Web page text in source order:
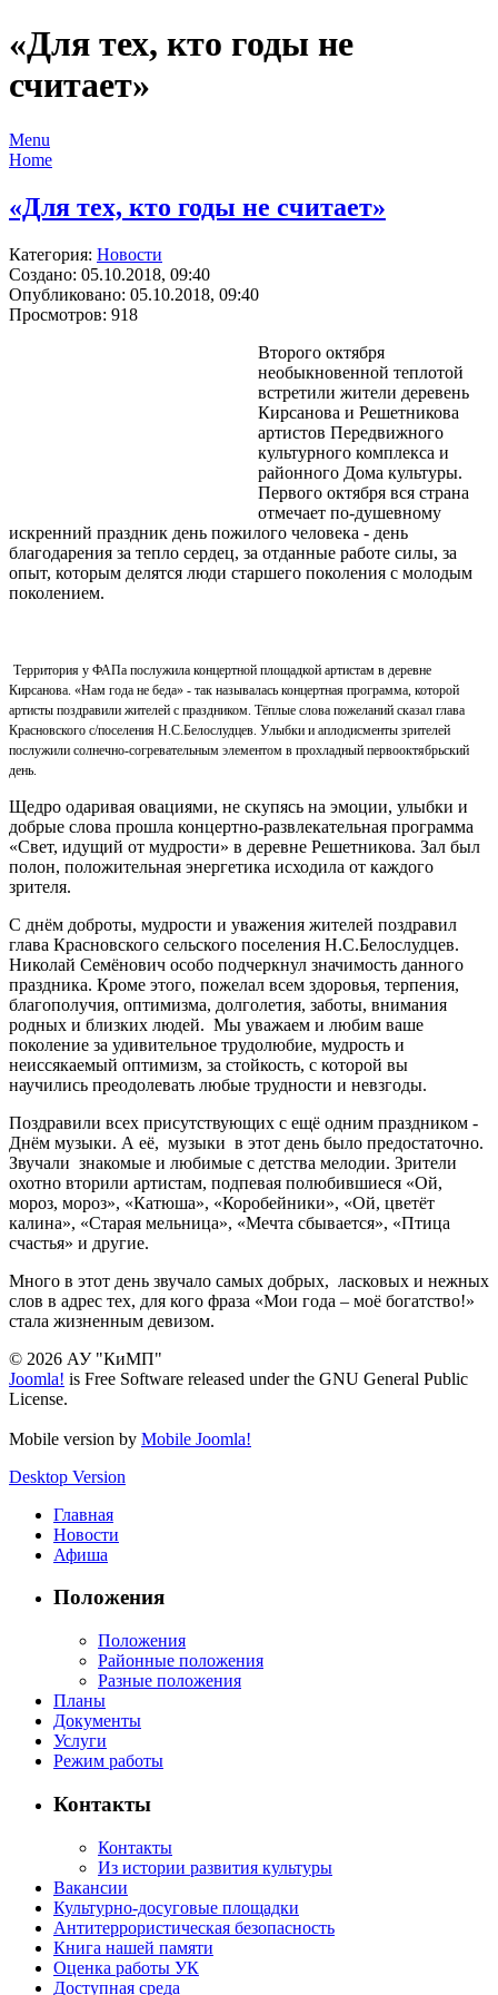
«Для тех, кто годы не
считает»
Menu
Home
«Для тех, кто годы не считает»
Категория: Новости
Создано: 05.10.2018, 09:40
Опубликовано: 05.10.2018, 09:40
Просмотров: 918
Второго октября
необыкновенной теплотой
встретили жители деревень
Кирсанова и Решетникова
артистов Передвижного
культурного комплекса и
районного Дома культуры.
Первого октября вся страна
отмечает по-душевному
искренний праздник день пожилого человека - день
благодарения за тепло сердец, за отданные работе силы, за
опыт, которым делятся люди старшего поколения с молодым
поколением.
Территория у ФАПа послужила концертной площадкой артистам в деревне
Кирсанова. «Нам года не беда» - так называлась концертная программа, которой
артисты поздравили жителей с праздником. Тёплые слова пожеланий сказал глава
Красновского с/поселения Н.С.Белослудцев. Улыбки и аплодисменты зрителей
послужили солнечно-согревательным элементом в прохладный первооктябрьский
день.
Щедро одаривая овациями, не скупясь на эмоции, улыбки и
добрые слова прошла концертно-развлекательная программа
«Свет, идущий от мудрости» в деревне Решетникова. Зал был
полон, положительная энергетика исходила от каждого
зрителя.
С днём доброты, мудрости и уважения жителей поздравил
глава Красновского сельского поселения Н.С.Белослудцев.
Николай Семёнович особо подчеркнул значимость данного
праздника. Кроме этого, пожелал всем здоровья, терпения,
благополучия, оптимизма, долголетия, заботы, внимания
родных и близких людей. Мы уважаем и любим ваше
поколение за удивительное трудолюбие, мудрость и
неиссякаемый оптимизм, за стойкость, с которой вы
научились преодолевать любые трудности и невзгоды.
Поздравили всех присутствующих с ещё одним праздником -
Днём музыки. А её, музыки в этот день было предостаточно.
Звучали знакомые и любимые с детства мелодии. Зрители
охотно вторили артистам, подпевая полюбившиеся «Ой,
мороз, мороз», «Катюша», «Коробейники», «Ой, цветёт
калина», «Старая мельница», «Мечта сбывается», «Птица
счастья» и другие.
Много в этот день звучало самых добрых, ласковых и нежных
слов в адрес тех, для кого фраза «Мои года – моё богатство!»
стала жизненным девизом.
© 2026 АУ "КиМП"
Joomla! is Free Software released under the GNU General Public
License.
Mobile version by Mobile Joomla!
Desktop Version
Главная
Новости
Афиша
Положения
Положения
Районные положения
Разные положения
Планы
Документы
Услуги
Режим работы
Контакты
Контакты
Из истории развития культуры
Вакансии
Культурно-досуговые площадки
Антитеррористическая безопасность
Книга нашей памяти
Оценка работы УК
Доступная среда